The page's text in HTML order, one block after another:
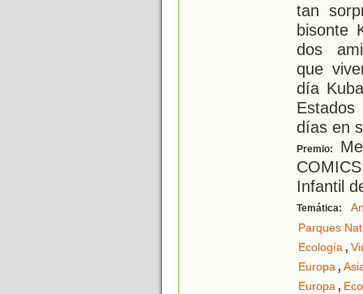
tan
bisonte
dos
que
día
días en
Premio:
Infantil
Temática:
Parques
Ecología ,
Europa ,
Europa ,